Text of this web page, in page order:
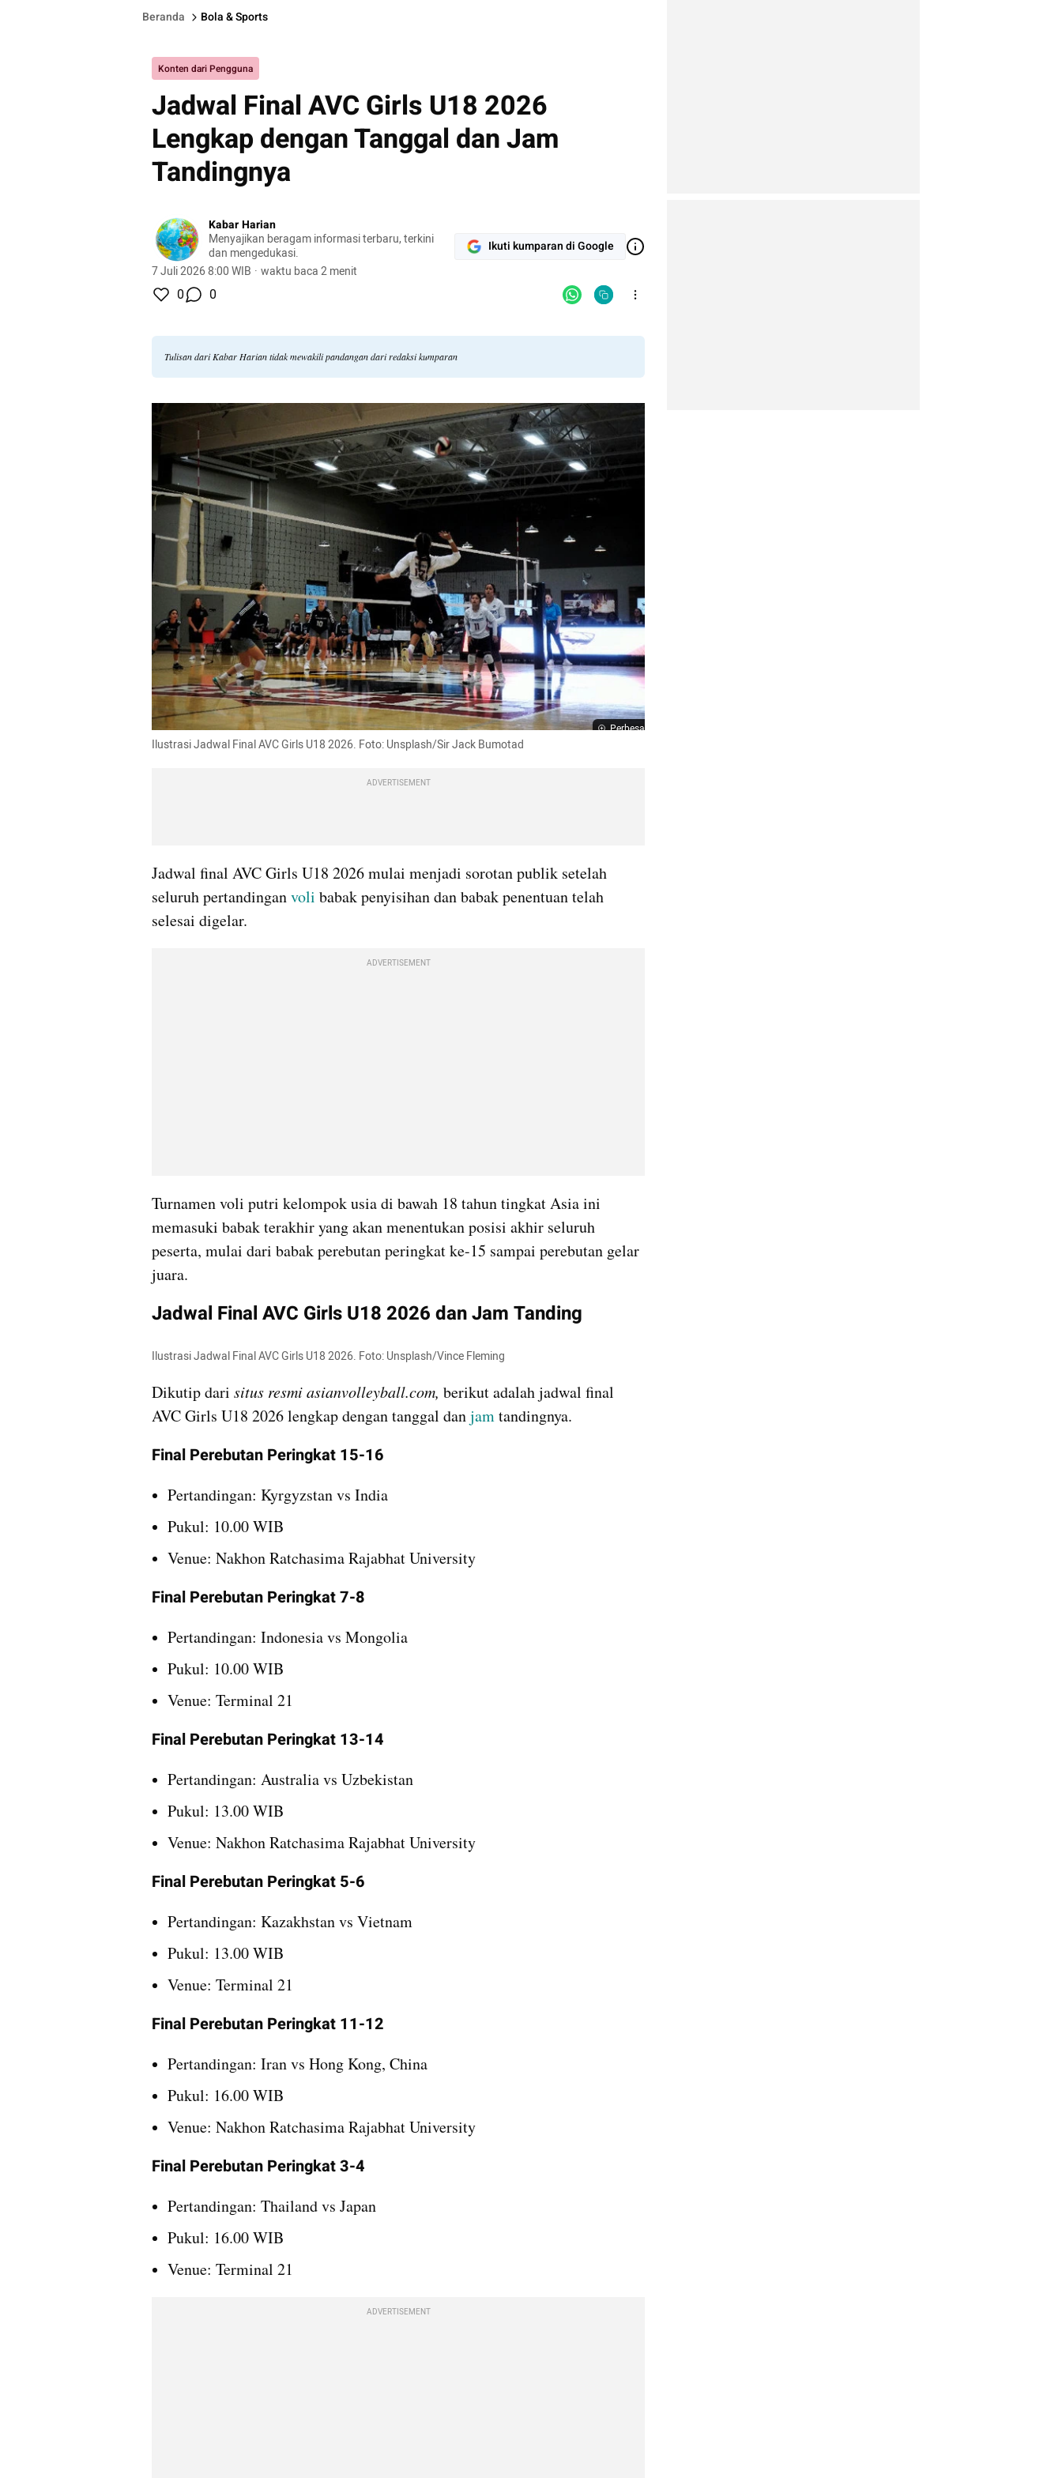
Beranda Bola & Sports
Konten dari Pengguna
Jadwal Final AVC Girls U18 2026
Lengkap dengan Tanggal dan Jam
Tandingnya
Kabar Harian
Menyajikan beragam informasi terbaru, terkini
dan mengedukasi.
7 Juli 2026 8:00 WIB · waktu baca 2 menit
Ikuti kumparan di Google
0 0
Tulisan dari Kabar Harian tidak mewakili pandangan dari redaksi kumparan
Perbesar
Ilustrasi Jadwal Final AVC Girls U18 2026. Foto: Unsplash/Sir Jack Bumotad
ADVERTISEMENT
Jadwal final AVC Girls U18 2026 mulai menjadi sorotan publik setelah
seluruh pertandingan voli babak penyisihan dan babak penentuan telah
selesai digelar.
ADVERTISEMENT
Turnamen voli putri kelompok usia di bawah 18 tahun tingkat Asia ini
memasuki babak terakhir yang akan menentukan posisi akhir seluruh
peserta, mulai dari babak perebutan peringkat ke-15 sampai perebutan gelar
juara.
Jadwal Final AVC Girls U18 2026 dan Jam Tanding
Ilustrasi Jadwal Final AVC Girls U18 2026. Foto: Unsplash/Vince Fleming
Dikutip dari situs resmi asianvolleyball.com, berikut adalah jadwal final
AVC Girls U18 2026 lengkap dengan tanggal dan jam tandingnya.
Final Perebutan Peringkat 15-16
Pertandingan: Kyrgyzstan vs India
Pukul: 10.00 WIB
Venue: Nakhon Ratchasima Rajabhat University
Final Perebutan Peringkat 7-8
Pertandingan: Indonesia vs Mongolia
Pukul: 10.00 WIB
Venue: Terminal 21
Final Perebutan Peringkat 13-14
Pertandingan: Australia vs Uzbekistan
Pukul: 13.00 WIB
Venue: Nakhon Ratchasima Rajabhat University
Final Perebutan Peringkat 5-6
Pertandingan: Kazakhstan vs Vietnam
Pukul: 13.00 WIB
Venue: Terminal 21
Final Perebutan Peringkat 11-12
Pertandingan: Iran vs Hong Kong, China
Pukul: 16.00 WIB
Venue: Nakhon Ratchasima Rajabhat University
Final Perebutan Peringkat 3-4
Pertandingan: Thailand vs Japan
Pukul: 16.00 WIB
Venue: Terminal 21
ADVERTISEMENT